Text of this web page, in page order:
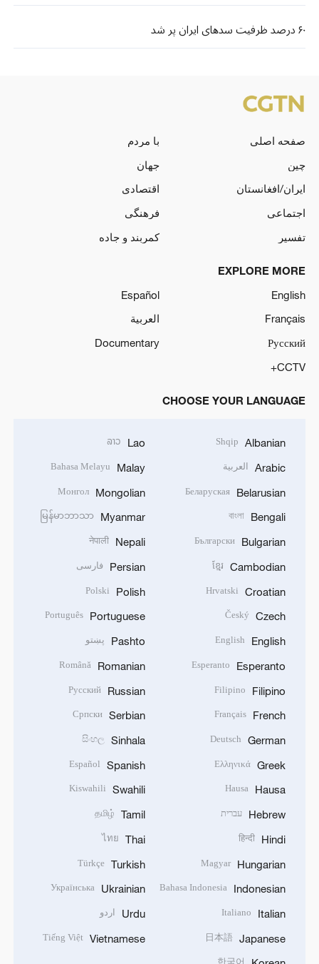
۶۰ درصد ظرفیت سدهای ایران پر شد
صفحه اصلی
با مردم
چین
جهان
ایران/افغانستان
اقتصادی
اجتماعی
فرهنگی
تفسیر
کمربند و جاده
EXPLORE MORE
English
Español
Français
العربية
Русский
Documentary
CCTV+
CHOOSE YOUR LANGUAGE
Albanian
Shqip
Arabic العربية
Belarusian
Беларуская
Bengali
বাংলা
Bulgarian
Български
Cambodian
ខ្មែរ
Croatian
Hrvatski
Czech
Český
English
English
Esperanto
Esperanto
Filipino
Filipino
French
Français
German
Deutsch
Greek
Ελληνικά
Hausa
Hausa
Hebrew עברית
Hindi
हिन्दी
Hungarian
Magyar
Indonesian
Bahasa Indonesia
Italian
Italiano
Japanese
日本語
Lao
ລາວ
Malay
Bahasa Melayu
Mongolian
Монгол
Myanmar
မြန်မာဘာသာ
Nepali
नेपाली
Persian فارسی
Polish
Polski
Portuguese
Português
Pashto پښتو
Romanian
Română
Russian
Русский
Serbian
Српски
Sinhala
සිංහල
Spanish
Español
Swahili
Kiswahili
Tamil
தமிழ்
Thai
ไทย
Turkish
Türkçe
Ukrainian
Українська
Urdu اردو
Vietnamese
Tiếng Việt